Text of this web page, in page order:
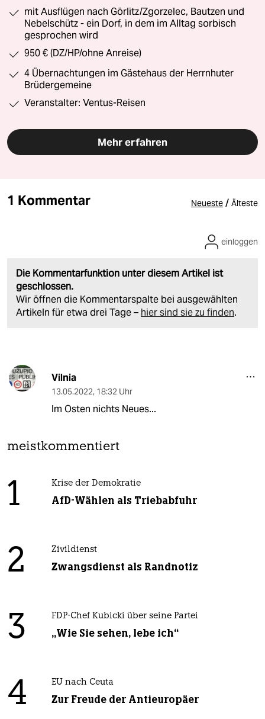
mit Ausflügen nach Görlitz/Zgorzelec, Bautzen und
Nebelschütz - ein Dorf, in dem im Alltag sorbisch
gesprochen wird
950 € (DZ/HP/ohne Anreise)
4 Übernachtungen im Gästehaus der Herrnhuter
Brüdergemeine
Veranstalter: Ventus-Reisen
Mehr erfahren
1 Kommentar Neueste / Älteste
Die Kommentarfunktion unter diesem Artikel ist
geschlossen.
Wir öffnen die Kommentarspalte bei ausgewählten
Artikeln für etwa drei Tage – hier sind sie zu finden.
einloggen
Vilnia
13.05.2022, 18:32 Uhr
Im Osten nichts Neues...
meistkommentiert
1 Krise der Demokratie
AfD-Wählen als Triebabfuhr
2 Zivildienst
Zwangsdienst als Randnotiz
3 FDP-Chef Kubicki über seine Partei
„Wie Sie sehen, lebe ich“
4 EU nach Ceuta
Zur Freude der Antieuropäer